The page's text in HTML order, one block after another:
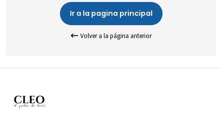
Ir a la pagina principal
Volver a la página anterior